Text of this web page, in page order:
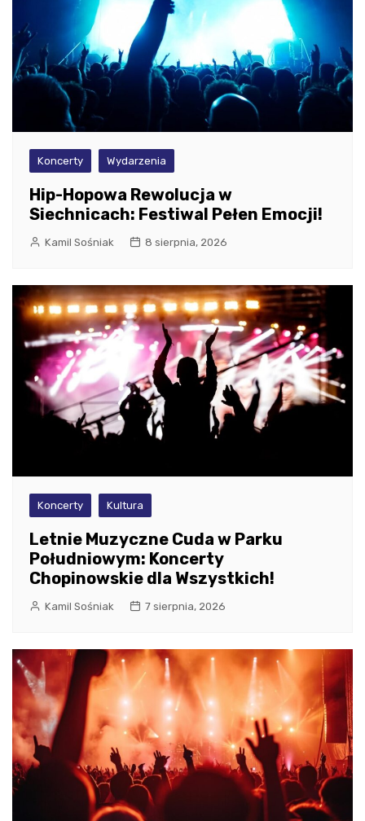
Koncerty Wydarzenia
Hip-Hopowa Rewolucja w
Siechnicach: Festiwal Pełen Emocji!
Kamil Sośniak 8 sierpnia, 2026
Koncerty Kultura
Letnie Muzyczne Cuda w Parku
Południowym: Koncerty
Chopinowskie dla Wszystkich!
Kamil Sośniak 7 sierpnia, 2026